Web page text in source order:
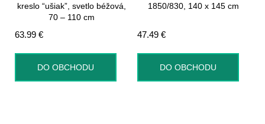
kreslo “ušiak”, svetlo béžová,
70 – 110 cm
63.99 €
DO OBCHODU
1850/830, 140 x 145 cm
47.49 €
DO OBCHODU